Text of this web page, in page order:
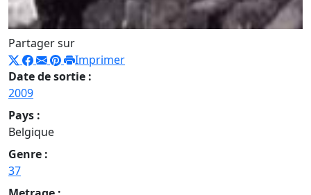
Partager sur
Imprimer
Date de sortie :
2009
Pays :
Belgique
Genre :
37